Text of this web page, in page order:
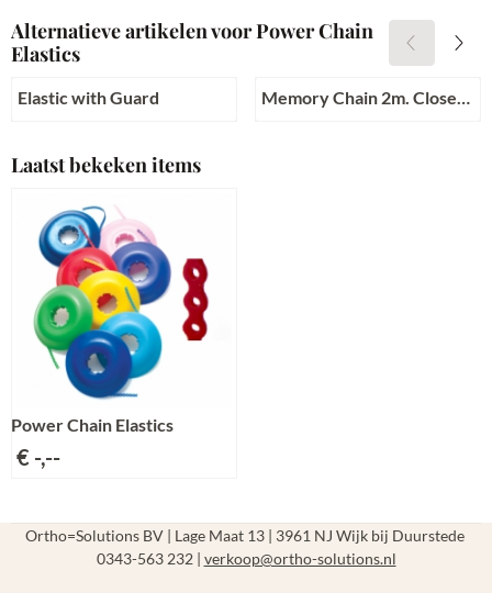
Alternatieve artikelen voorPower Chain
Elastics
Elastic with Guard
Memory Chain 2m. Closed
Laatst bekeken items
Power Chain Elastics
€ -,--
Ortho=Solutions BV | Lage Maat 13 | 3961 NJ Wijk bij Duurstede
0343-563 232 | verkoop@ortho-solutions.nl